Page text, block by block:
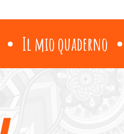
Il mio quaderno